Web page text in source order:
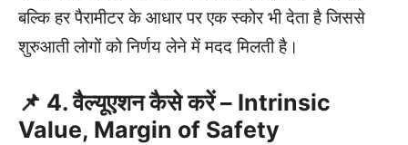
बल्कि हर पैरामीटर के आधार पर एक स्कोर भी देता है जिससे
शुरुआती लोगों को निर्णय लेने में मदद मिलती है।
📌 4. वैल्यूएशन कैसे करें – Intrinsic
Value, Margin of Safety